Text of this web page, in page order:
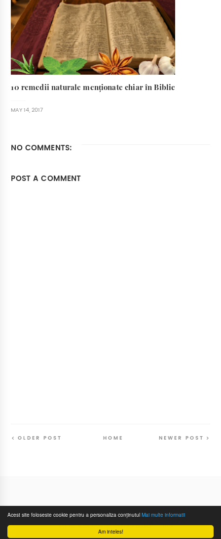
Am inteles!
Acest site foloseste cookie pentru a personaliza conținutul Mai multe informatii
10 remedii naturale menționate chiar în Biblie
MAY 14, 2017
NO COMMENTS:
POST A COMMENT
NEWER POST
OLDER POST HOME
All Rights Reserved Pentru Suflet- 2016